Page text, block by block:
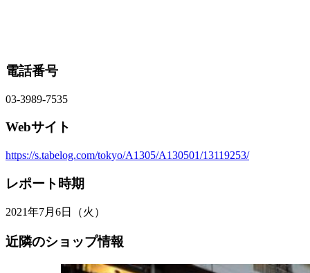
電話番号
03-3989-7535
Webサイト
https://s.tabelog.com/tokyo/A1305/A130501/13119253/
レポート時期
2021年7月6日（火）
近隣のショップ情報